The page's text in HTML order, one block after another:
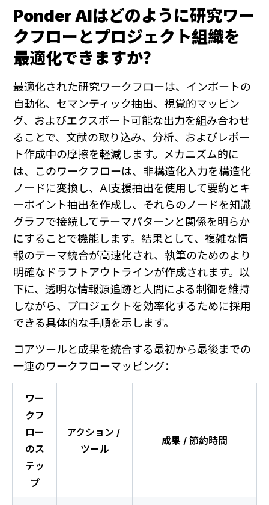
Ponder AIはどのように研究ワー
クフローとプロジェクト組織を
最適化できますか？
最適化された研究ワークフローは、インポートの
自動化、セマンティック抽出、視覚的マッピン
グ、およびエクスポート可能な出力を組み合わせ
ることで、文献の取り込み、分析、およびレポー
ト作成中の摩擦を軽減します。メカニズム的に
は、このワークフローは、非構造化入力を構造化
ノードに変換し、AI支援抽出を使用して要約とキ
ーポイント抽出を作成し、それらのノードを知識
グラフで接続してテーマパターンと関係を明らか
にすることで機能します。結果として、複雑な情
報のテーマ統合が高速化され、執筆のためのより
明確なドラフトアウトラインが作成されます。以
下に、透明な情報源追跡と人間による制御を維持
しながら、 プロジェクトを効率化する ために採用
できる具体的な手順を示します。
コアツールと成果を統合する最初から最後までの
一連のワークフローマッピング：
ワー
クフ
ロー
のス
テッ
プ
アクション /
ツール
成果 / 節約時間